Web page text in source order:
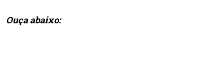
Ouça abaixo: